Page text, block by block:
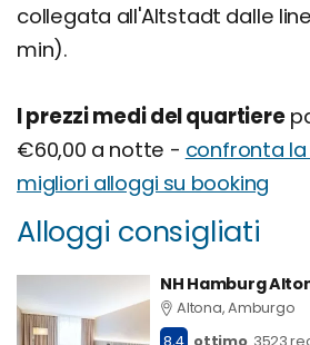
collegata all'Altstadt dalle
min).
I prezzi medi del quartiere
€60,00 a notte - confronta
migliori alloggi su booking
Alloggi consigliati
NH Hamburg
Altona, Amburgo
8,4 ottimo 3523